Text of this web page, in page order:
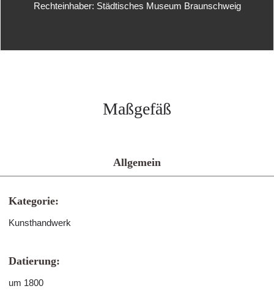
Rechteinhaber: Städtisches Museum Braunschweig
Maßgefäß
Allgemein
Kategorie:
Kunsthandwerk
Datierung:
um 1800